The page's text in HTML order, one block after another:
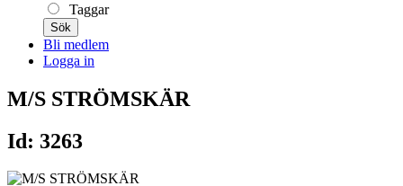
Taggar
Sök
Bli medlem
Logga in
M/S STRÖMSKÄR
Id: 3263